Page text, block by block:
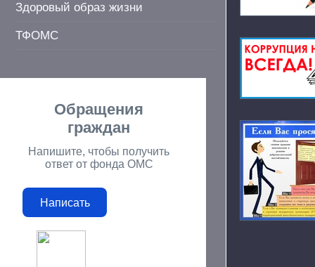
Здоровый образ жизни
ТФОМС
Обращения
граждан
Напишите, чтобы получить
ответ от фонда ОМС
Написать